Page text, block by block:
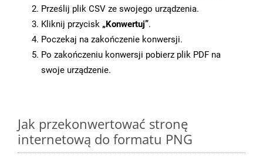
Prześlij plik CSV ze swojego urządzenia.
Kliknij przycisk „Konwertuj”.
Poczekaj na zakończenie konwersji.
Po zakończeniu konwersji pobierz plik PDF na
swoje urządzenie.
Jak przekonwertować stronę
internetową do formatu PNG